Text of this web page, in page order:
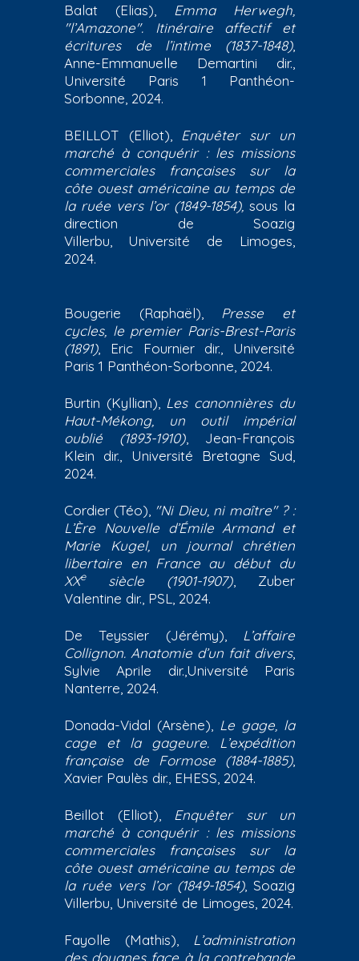
Balat (Elias), Emma Herwegh,
"l’Amazone". Itinéraire affectif et
écritures de l’intime (1837-1848),
Anne-Emmanuelle Demartini dir.,
Université Paris 1 Panthéon-
Sorbonne, 2024.
BEILLOT (Elliot), Enquêter sur un
marché à conquérir : les missions
commerciales françaises sur la
côte ouest américaine au temps de
la ruée vers l’or (1849-1854), sous la
direction de Soazig
Villerbu, Université de Limoges
2024.
Bougerie (Raphaël), Presse et
cycles, le premier Paris-Brest-Paris
(1891), Eric Fournier dir., Université
Paris 1 Panthéon-Sorbonne, 2024.
Burtin (Kyllian), Les canonnières du
Haut-Mékong, un outil impérial
oublié (1893-1910) , Jean-François
Klein dir., Université Bretagne Sud,
2024.
Cordier (Téo), "Ni Dieu, ni maître" ? :
L’Ère Nouvelle d’Émile Armand et
Marie Kugel, un journal chrétien
libertaire en France au début du
XXesiècle (1901-1907) , Zuber
Valentine dir., PSL, 2024.
De Teyssier (Jérémy), L’affaire
Collignon. Anatomie d’un fait divers,
Sylvie Aprile dir.,Université Paris
Nanterre, 2024.
Donada-Vidal (Arsène), Le gage, la
cage et la gageure. L’expédition
française de Formose (1884-1885),
Xavier Paulès dir., EHESS, 2024.
Beillot (Elliot), Enquêter sur un
marché à conquérir : les missions
commerciales françaises sur la
côte ouest américaine au temps de
la ruée vers l’or (1849-1854), Soazig
Villerbu, Université de Limoges, 2024.
Fayolle (Mathis), L’administration
des douanes face à la contrebande